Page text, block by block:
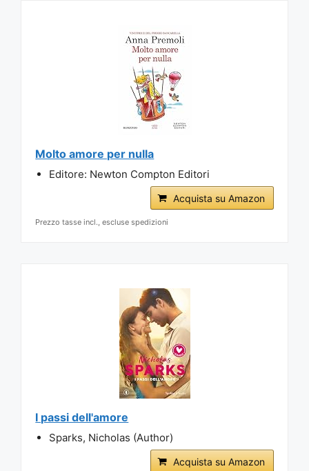
Molto amore per nulla
Editore: Newton Compton Editori
Acquista su Amazon
Prezzo tasse incl., escluse spedizioni
I passi dell'amore
Sparks, Nicholas (Author)
Acquista su Amazon